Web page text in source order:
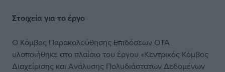
Στοιχεία για το έργο
Ο Κόμβος Παρακολούθησης Επιδόσεων ΟΤΑ
υλοποιήθηκε στο πλαίσιο του έργου «Κεντρικός Κόμβος
Διαχείρισης και Ανάλυσης Πολυδιάστατων Δεδομένων